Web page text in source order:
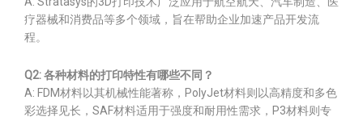
疗器械和消费品等多个领域，旨在帮助企业加速产品开发流
程。
Q2: 各种材料的打印特性有哪些不同？
A: FDM材料以其机械性能著称，PolyJet材料则以高精度和多色
彩选择见长，SAF材料适用于强度和耐用性需求，P3材料则专